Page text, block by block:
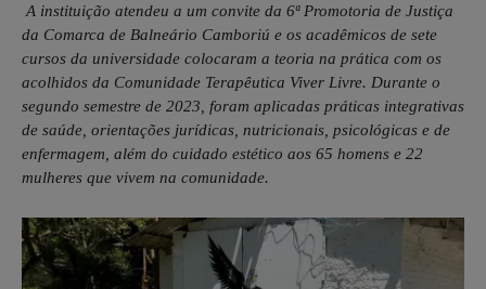
A instituição atendeu a um convite da 6ª Promotoria de Justiça
da Comarca de Balneário Camboriú e os acadêmicos de sete
cursos da universidade colocaram a teoria na prática com os
acolhidos da Comunidade Terapêutica Viver Livre. Durante o
segundo semestre de 2023, foram aplicadas práticas integrativas
de saúde, orientações jurídicas, nutricionais, psicológicas e de
enfermagem, além do cuidado estético aos 65 homens e 22
mulheres que vivem na comunidade.